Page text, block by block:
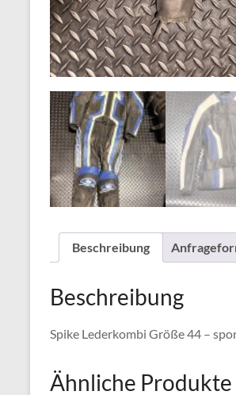
Beschreibung
Beschreibung
Spike Lederkombi Größe 44 –
Ähnliche Produkte